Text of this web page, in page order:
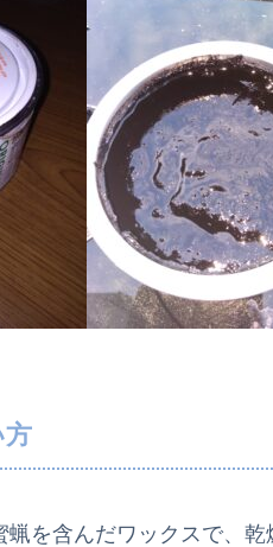
方
蝋を含んだワックスで、